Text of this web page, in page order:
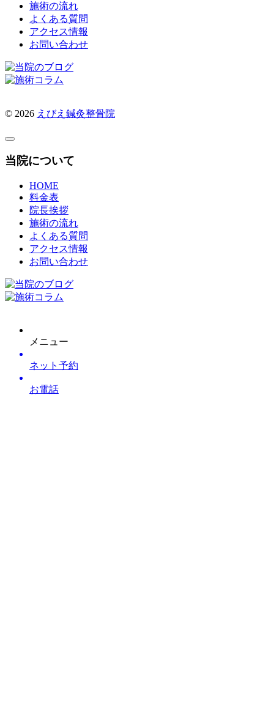
施術の流れ
よくある質問
アクセス情報
お問い合わせ
© 2026 えびえ鍼灸整骨院
当院について
HOME
料金表
院長挨拶
施術の流れ
よくある質問
アクセス情報
お問い合わせ
メニュー
ネット予約
お電話